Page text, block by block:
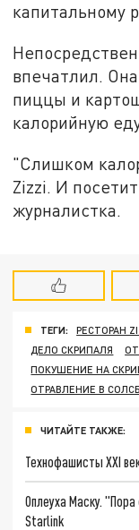
капитальному
впечатлил.
пиццы и
калорийную
"Слишком
Zizzi. И
журналистка.
ТЕГИ: РЕСТОРАН
ДЕЛО СКРИПАЛЯ
ПОКУШЕНИЕ НА
ОТРАВЛЕНИЕ В
ЧИТАЙТЕ ТАКЖЕ:
Технофашисты XXI
Оплеуха Маску.
Starlink